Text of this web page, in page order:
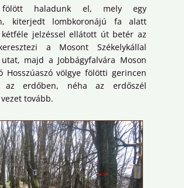
fölött haladunk el, mely egy
kiterjedt lombkoronájú fa alatt
jelzéssel ellátott út betér az
a Mosont Székelykállal
utat, majd a Jobbágyfalvára Moson
Hosszúaszó völgye fölötti gerincen
az erdőben, néha az erdőszél
tovább.